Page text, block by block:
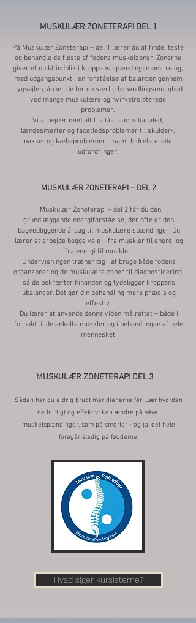
MUSKULÆR ZONETERAPI DEL 1
På Muskulær Zoneterapi – del 1 lærer du at finde, teste
og behandle de fleste af fodens muskelzoner. Zonerne
giver et unikt indblik i kroppens spændingsmønstre og,
med udgangspunkt i en forståelse af balancen gennem
rygsøjlen, åbner de for en særlig behandlingsmulighed
ved mange muskulære og hvirvelrelaterede
problemer.
Vi arbejder med alt fra låst sacroiliacaled,
lændesmerter og facetledsproblemer til skulder-,
nakke- og kæbeproblemer – samt bidrelaterede
udfordringer.
MUSKULÆR ZONETERAPI – DEL 2
I Muskulær Zoneterapi – del 2 får du den
grundlæggende energiforståelse, der ofte er den
bagvedliggende årsag til muskulære spændinger. Du
lærer at arbejde begge veje – fra muskler til energi og
fra energi til muskler.
Undervisningen træner dig i at bruge både fodens
organzoner og de muskulære zoner til diagnosticering,
så de bekræfter hinanden og tydeliggør kroppens
ubalancer. Det gør din behandling mere præcis og
effektiv.
Du lærer at anvende denne viden målrettet – både i
forhold til de enkelte muskler og i behandlingen af hele
mennesket.
MUSKULÆR ZONETERAPI DEL 3
Sådan har du aldrig brugt meridianerne før. Lær hvordan
de hurtigt og effektivt kan ændre på såvel
muskelspændinger, som på smerter - og ja, det hele
foregår stadig på fødderne.
Hvad siger kursisterne?